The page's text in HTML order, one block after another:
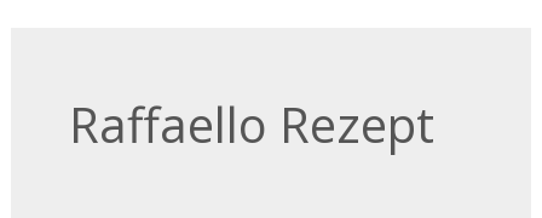
Raffaello Rezept